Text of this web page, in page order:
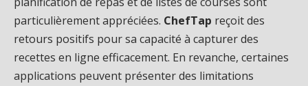
particulièrement appréciées. ChefTap reçoit des
retours positifs pour sa capacité à capturer des
recettes en ligne efficacement. En revanche, certaines
applications peuvent présenter des limitations